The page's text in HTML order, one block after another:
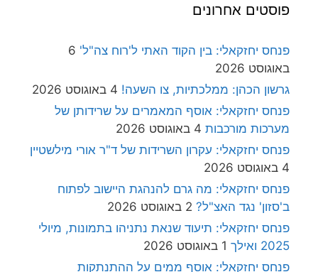
פוסטים אחרונים
פנחס יחזקאלי: בין הקוד האתי ל'רוח צה"ל' 6
באוגוסט 2026
גרשון הכהן: ממלכתיות, צו השעה! 4 באוגוסט 2026
פנחס יחזקאלי: אוסף המאמרים על שרידותן של
מערכות מורכבות 4 באוגוסט 2026
פנחס יחזקאלי: עקרון השרידות של ד"ר אורי מילשטיין
4 באוגוסט 2026
פנחס יחזקאלי: מה גרם להנהגת היישוב לפתוח
ב'סזון' נגד האצ"ל? 2 באוגוסט 2026
פנחס יחזקאלי: תיעוד שנאת נתניהו בתמונות, מיולי
2025 ואילך
1 באוגוסט 2026
פנחס יחזקאלי: אוסף ממים על ההתנתקות